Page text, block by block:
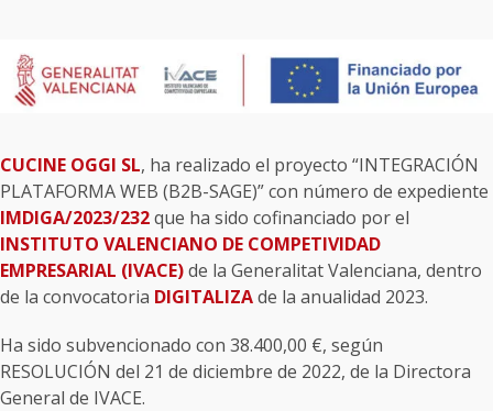
CUCINE OGGI SL, ha realizado el proyecto “INTEGRACIÓN
PLATAFORMA WEB (B2B-SAGE)” con número de expediente
IMDIGA/2023/232que ha sido cofinanciado por el
INSTITUTO VALENCIANO DE COMPETIVIDAD
EMPRESARIAL (IVACE)de la Generalitat Valenciana, dentro
de la convocatoria DIGITALIZAde la anualidad 2023.
Ha sido subvencionado con 38.400,00 €, según
RESOLUCIÓN del 21 de diciembre de 2022, de la Directora
General de IVACE.